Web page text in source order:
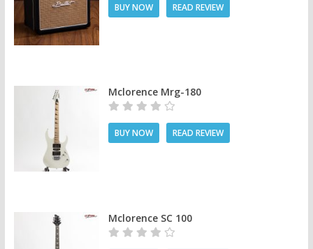
BUY NOW READ REVIEW
Mclorence Mrg-180
BUY NOW READ REVIEW
Mclorence SC 100